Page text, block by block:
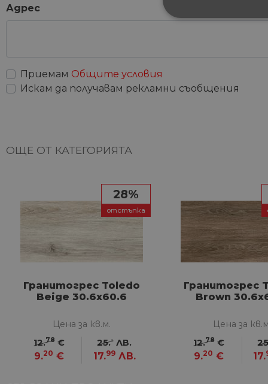
Адрес
Приемам Общите условия
Искам да получавам рекламни съобщения
ОЩЕ ОТ КАТЕГОРИЯТА
28%
отстъпка
Гранитогрес Toledo
Beige 30.6x60.6
Цена за кв.м.
12.78 €
9.20 €
25.- ЛВ.
17.99 ЛВ.
Гранитогрес
Brown
Цена за
12.78 €
9.20 € 17.
СТРОГО